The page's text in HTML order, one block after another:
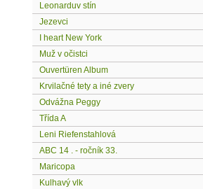
Leonarduv stín
Jezevci
I heart New York
Muž v očistci
Ouvertüren Album
Krvilačné tety a iné zvery
Odvážna Peggy
Třída A
Leni Riefenstahlová
ABC 14 . - ročník 33.
Maricopa
Kulhavý vlk